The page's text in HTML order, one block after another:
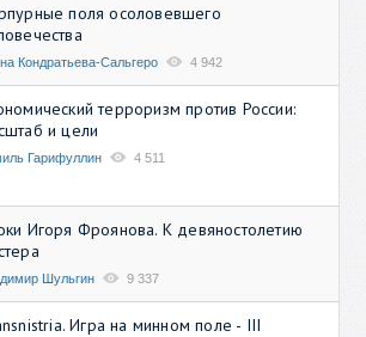
поля осоловевшего
Кондратьева-Сальгеро 4 942
терроризм против России:
и цели
Гарифуллин 4 511
Игоря Фроянова. К девяностолетию
Шульгин 9 337
Игра на минном поле - III